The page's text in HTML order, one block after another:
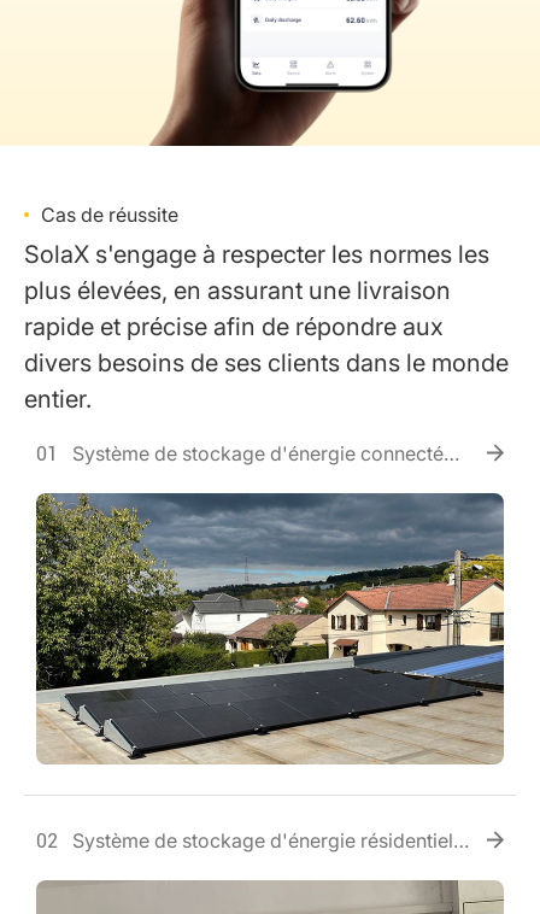
Cas de réussite
SolaX s'engage à respecter les normes les
plus élevées, en assurant une livraison
rapide et précise afin de répondre aux
divers besoins de ses clients dans le monde
entier.
01
Système de stockage d'énergie connecté
02
Système de stockage d'énergie résidentiel